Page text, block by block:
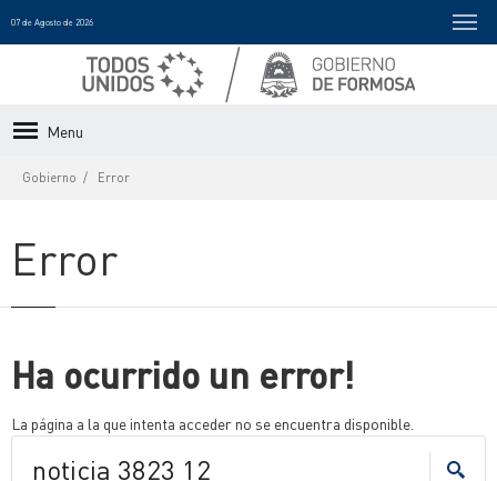
07 de Agosto de 2026
Menu
Gobierno Error
Error
Ha ocurrido un error!
La página a la que intenta acceder no se encuentra disponible.